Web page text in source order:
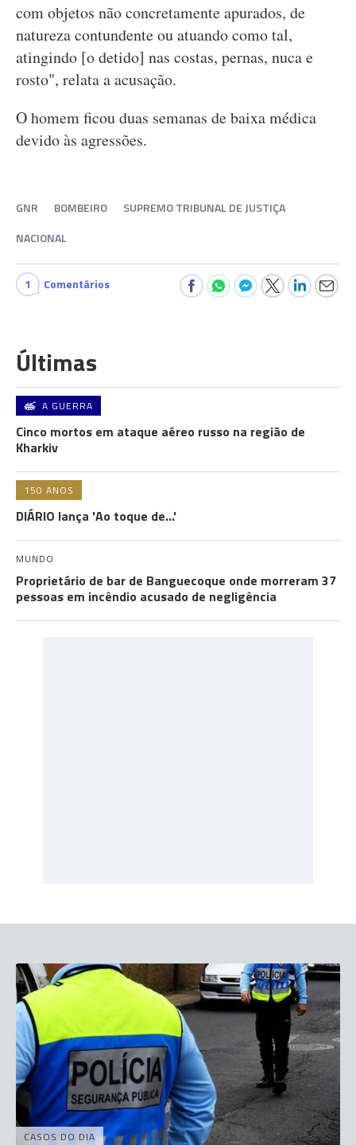
com objetos não concretamente apurados, de
natureza contundente ou atuando como tal,
atingindo [o detido] nas costas, pernas, nuca e
rosto", relata a acusação.
O homem ficou duas semanas de baixa médica
devido às agressões.
GNR BOMBEIRO
SUPREMO TRIBUNAL DE JUSTIÇA
NACIONAL
1 Comentários
Últimas
A GUERRA
Cinco mortos em ataque aéreo russo na região de
Kharkiv
150 ANOS
DIÁRIO lança 'Ao toque de...'
MUNDO
Proprietário de bar de Banguecoque onde morreram 37
pessoas em incêndio acusado de negligência
CASOS DO DIA